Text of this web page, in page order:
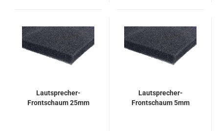
Lautsprecher-
Frontschaum 25mm
Lautsprecher-
Frontschaum 5mm